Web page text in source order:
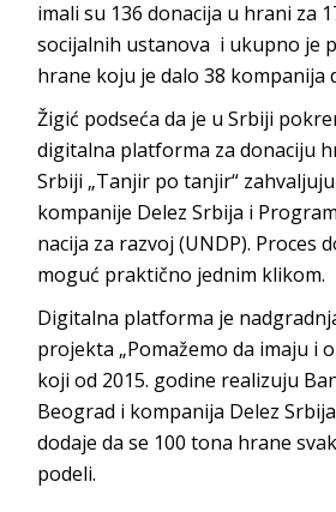
imali su 136 donacija u hrani za
socijalnih ustanova i ukupno je
hrane koju je dalo 38 kompanija
Žigić podseća da je u Srbiji
digitalna platforma za donaciju
Srbiji „Tanjir po tanjir“
kompanije Delez Srbija i
nacija za razvoj (UNDP). Proces
moguć praktično jednim klikom.
Digitalna platforma je
projekta „Pomažemo da imaju i
koji od 2015. godine realizuju
Beograd i kompanija Delez
dodaje da se 100 tona hrane
podeli.